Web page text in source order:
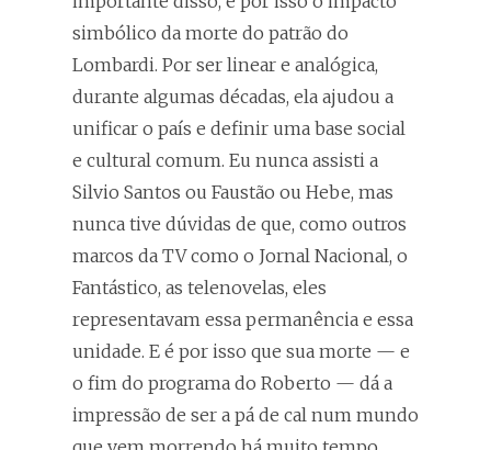
simbólico da morte do patrão do
Lombardi. Por ser linear e analógica,
durante algumas décadas, ela ajudou a
unificar o país e definir uma base social
e cultural comum. Eu nunca assisti a
Silvio Santos ou Faustão ou Hebe, mas
nunca tive dúvidas de que, como outros
marcos da TV como o Jornal Nacional, o
Fantástico, as telenovelas, eles
representavam essa permanência e essa
unidade. E é por isso que sua morte — e
o fim do programa do Roberto — dá a
impressão de ser a pá de cal num mundo